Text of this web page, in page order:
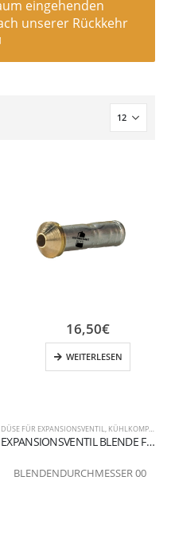
eingehenden
unserer Rückkehr
DÜSE FÜR EXPANSIONSVENTIL KÜHLKOMPONENTEN
EXPANSIONSVENTIL BLENDE FLANSCHANSCHLUSS 00
BLENDENDURCHMESSER 00
16,50€
WEITERLESEN